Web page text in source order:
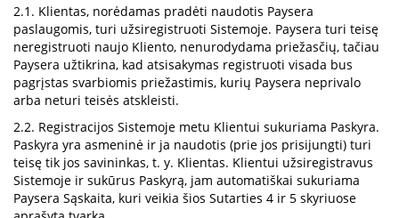
2.1. Klientas, norėdamas pradėti naudotis Paysera
paslaugomis, turi užsiregistruoti Sistemoje. Paysera turi teisę
neregistruoti naujo Kliento, nenurodydama priežasčių, tačiau
Paysera užtikrina, kad atsisakymas registruoti visada bus
pagrįstas svarbiomis priežastimis, kurių Paysera neprivalo
arba neturi teisės atskleisti.
2.2. Registracijos Sistemoje metu Klientui sukuriama Paskyra.
Paskyra yra asmeninė ir ja naudotis (prie jos prisijungti) turi
teisę tik jos savininkas, t. y. Klientas. Klientui užsiregistravus
Sistemoje ir sukūrus Paskyrą, jam automatiškai sukuriama
Paysera Sąskaita, kuri veikia šios Sutarties 4 ir 5 skyriuose